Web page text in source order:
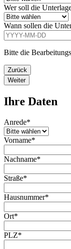
Wer soll die
Wann sollen die
Bitte die
Zurück
Weiter
Ihre Daten
Anrede*
Vorname*
Nachname*
Straße*
Hausnummer*
Ort*
PLZ*